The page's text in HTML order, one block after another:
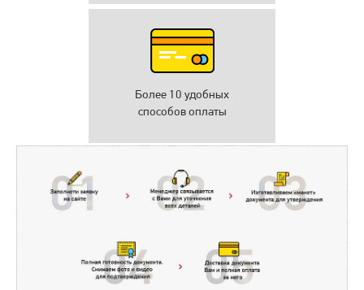
Более 10 удобных
способов оплаты